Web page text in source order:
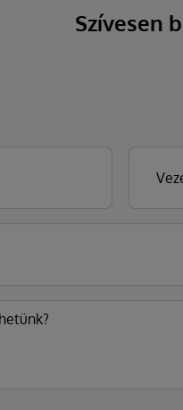
Szívesen